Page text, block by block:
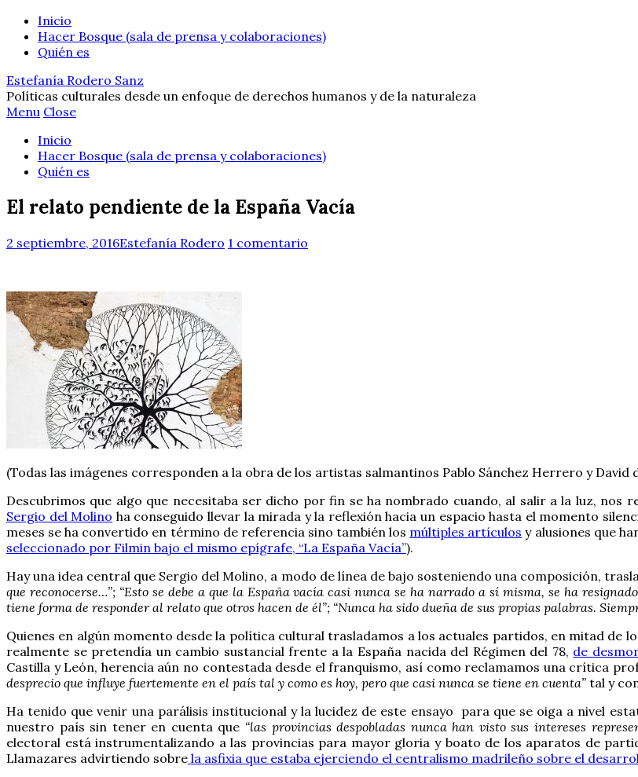
Inicio
Hacer Bosque (sala de prensa y colaboraciones)
Quién es
Estefanía Rodero Sanz
Políticas culturales desde un enfoque de derechos humanos y de la naturaleza
Menu Close
Inicio
Hacer Bosque (sala de prensa y colaboraciones)
Quién es
El relato pendiente de la España Vacía
2 septiembre, 2016Estefanía Rodero 1 comentario
(Todas las imágenes corresponden a la obra de los artistas salmantinos Pablo Sánchez Herrero y David
Descubrimos que algo que necesitaba ser dicho por fin se ha nombrado cuando, al salir a la luz, nos
Sergio del Molino ha conseguido llevar la mirada y la reflexión hacia un espacio hasta el momento
meses se ha convertido en término de referencia sino también los múltiples artículos y alusiones que
seleccionado por Filmin bajo el mismo epígrafe, “La España Vacía”).
Hay una idea central que Sergio del Molino, a modo de línea de bajo sosteniendo una composición,
que reconocerse…”; “Esto se debe a que la España vacía casi nunca se ha narrado a sí misma, se ha
tiene forma de responder al relato que otros hacen de él”; “Nunca ha sido dueña de sus propias palabras.
Quienes en algún momento desde la política cultural trasladamos a los actuales partidos, en mitad de
realmente se pretendía un cambio sustancial frente a la España nacida del Régimen del 78, de
Castilla y León, herencia aún no contestada desde el franquismo, así como reclamamos una crítica
desprecio que influye fuertemente en el país tal y como es hoy, pero que casi nunca se tiene en cuenta” tal y
Ha tenido que venir una parálisis institucional y la lucidez de este ensayo para que se oiga a nivel
nuestro país sin tener en cuenta que “las provincias despobladas nunca han visto sus intereses
electoral está instrumentalizando a las provincias para mayor gloria y boato de los aparatos de
Llamazares advirtiendo sobre la asfixia que estaba ejerciendo el centralismo madrileño sobre el